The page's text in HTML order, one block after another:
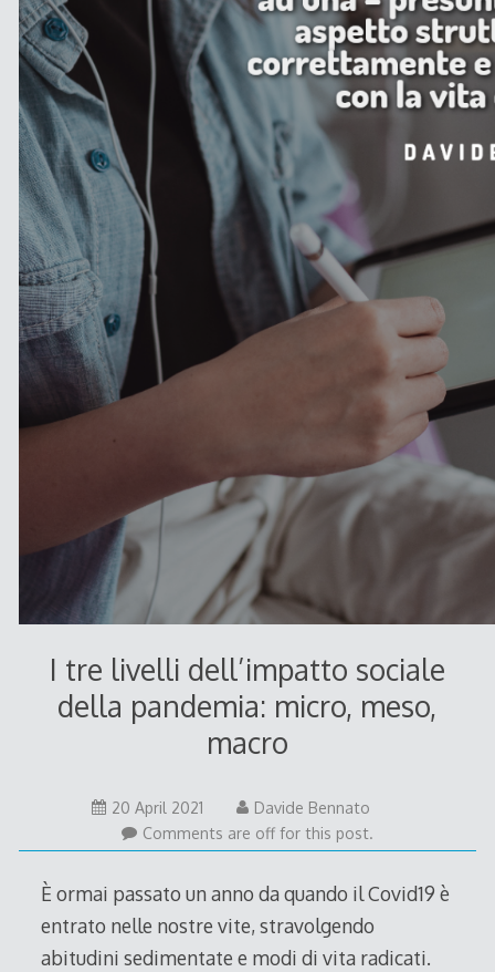
I tre livelli dell’impatto sociale
della pandemia: micro, meso,
macro
20 April 2021
Davide Bennato
Comments are off for this post.
È ormai passato un anno da quando il Covid19 è
entrato nelle nostre vite, stravolgendo
abitudini sedimentate e modi di vita radicati.